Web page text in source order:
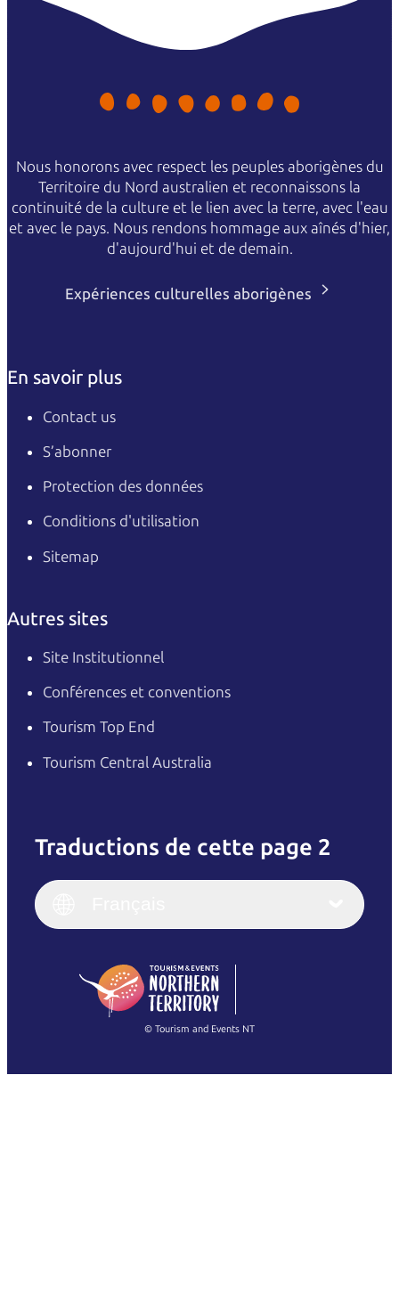
Nous honorons avec respect les peuples aborigènes du
Territoire du Nord australien et reconnaissons la
continuité de la culture et le lien avec la terre, avec l'eau
et avec le pays. Nous rendons hommage aux aînés d'hier,
d'aujourd'hui et de demain.
Expériences culturelles aborigènes
En savoir plus
Contact us
S’abonner
Protection des données
Conditions d'utilisation
Sitemap
Autres sites
Site Institutionnel
Conférences et conventions
Tourism Top End
Tourism Central Australia
Traductions de cette page 2
English
(Singapore)
Français
Italiano
繁體中文
© Tourism and Events NT